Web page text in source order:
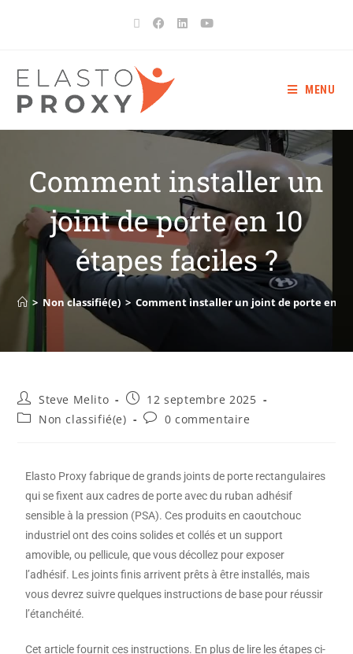
MENU
Comment installer un
joint de porte en 10
étapes faciles ?
> Non classifié(e) > Comment installer un joint de porte en 10
Steve Melito
12 septembre 2025
Non classifié(e)
0 commentaire
Elasto Proxy fabrique de grands joints de porte rectangulaires
qui se fixent aux cadres de porte avec du ruban adhésif
sensible à la pression (PSA). Ces produits en caoutchouc
industriel ont des coins solides et collés et un support
amovible, ou pellicule, que vous décollez pour exposer
l’adhésif. Les joints finis arrivent prêts à être installés, mais
vous devrez suivre quelques instructions de base pour réussir
l’étanchéité.
Cet article fournit ces instructions. En plus de lire les étapes ci-